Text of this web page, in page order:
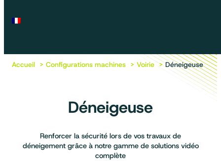
Accueil Configurations machines Voirie Déneigeuse
Déneigeuse
Renforcer la sécurité lors de vos travaux de
déneigement grâce à notre gamme de solutions vidéo
complète